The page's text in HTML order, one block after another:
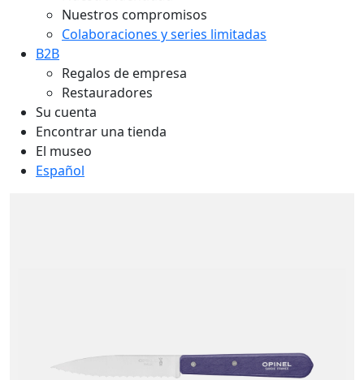
Nuestros compromisos
Colaboraciones y series limitadas
B2B
Regalos de empresa
Restauradores
Su cuenta
Encontrar una tienda
El museo
Español